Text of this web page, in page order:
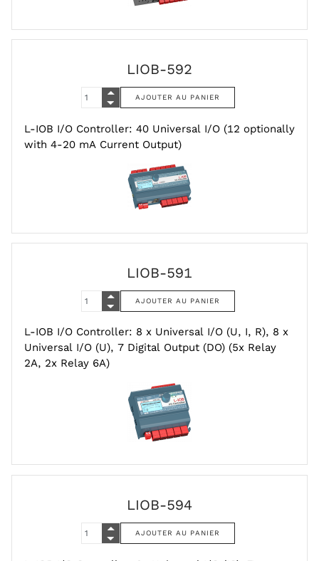
LIOB-592
L-IOB I/O Controller: 40 Universal I/O (12 optionally
with 4-20 mA Current Output)
LIOB-591
L-IOB I/O Controller: 8 x Universal I/O (U, I, R), 8 x
Universal I/O (U), 7 Digital Output (DO) (5x Relay
2A, 2x Relay 6A)
LIOB-594